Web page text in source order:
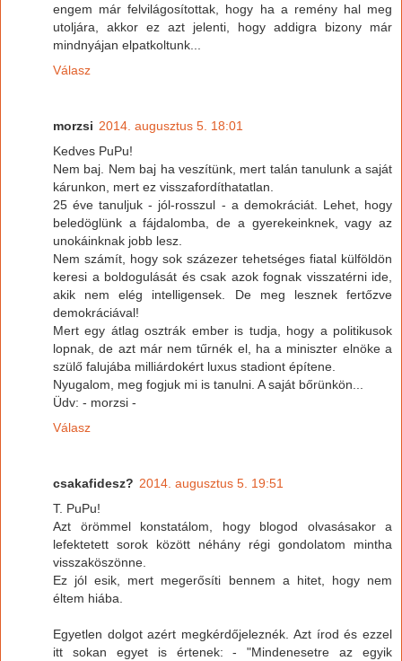
engem már felvilágosítottak, hogy ha a remény hal meg
utoljára, akkor ez azt jelenti, hogy addigra bizony már
mindnyájan elpatkoltunk...
Válasz
morzsi 2014. augusztus 5. 18:01
Kedves PuPu!
Nem baj. Nem baj ha veszítünk, mert talán tanulunk a saját
kárunkon, mert ez visszafordíthatatlan.
25 éve tanuljuk - jól-rosszul - a demokráciát. Lehet, hogy
beledöglünk a fájdalomba, de a gyerekeinknek, vagy az
unokáinknak jobb lesz.
Nem számít, hogy sok százezer tehetséges fiatal külföldön
keresi a boldogulását és csak azok fognak visszatérni ide,
akik nem elég intelligensek. De meg lesznek fertőzve
demokráciával!
Mert egy átlag osztrák ember is tudja, hogy a politikusok
lopnak, de azt már nem tűrnék el, ha a miniszter elnöke a
szülő falujába milliárdokért luxus stadiont építene.
Nyugalom, meg fogjuk mi is tanulni. A saját bőrünkön...
Üdv: - morzsi -
Válasz
csakafidesz? 2014. augusztus 5. 19:51
T. PuPu!
Azt örömmel konstatálom, hogy blogod olvasásakor a
lefektetett sorok között néhány régi gondolatom mintha
visszaköszönne.
Ez jól esik, mert megerősíti bennem a hitet, hogy nem
éltem hiába.
Egyetlen dolgot azért megkérdőjeleznék. Azt írod és ezzel
itt sokan egyet is értenek: - "Mindenesetre az egyik